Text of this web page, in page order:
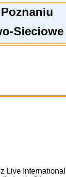
Sieciowe
Live